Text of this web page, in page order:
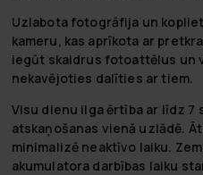
Uzlabota fotogrāfija un
kameru, kas aprīkota ar
iegūt skaidrus fotoattēlus un
nekavējoties dalīties ar tiem.
Visu dienu ilga ērtībaar līdz 7
atskaņošanas vienā uzlādē.
minimalizē neaktīvo laiku.
akumulatora darbības laiku